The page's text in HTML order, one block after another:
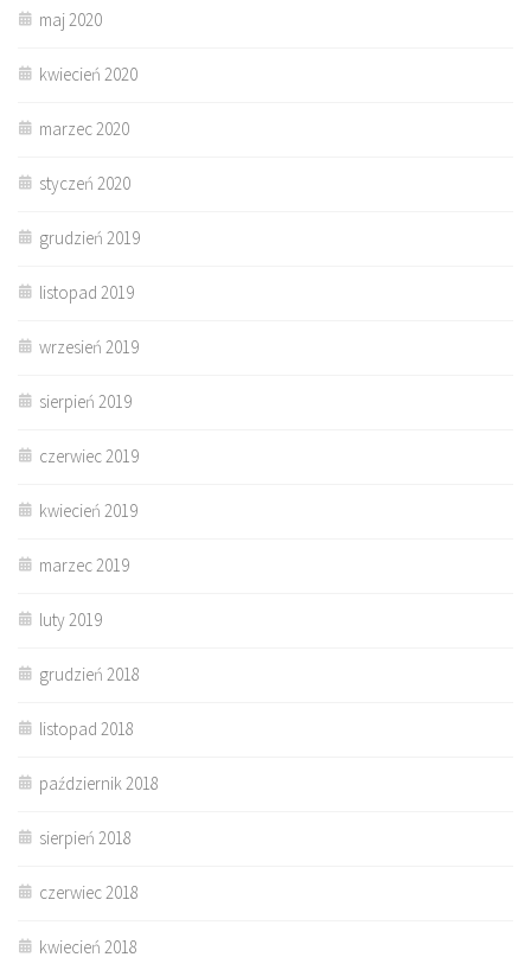
maj 2020
kwiecień 2020
marzec 2020
styczeń 2020
grudzień 2019
listopad 2019
wrzesień 2019
sierpień 2019
czerwiec 2019
kwiecień 2019
marzec 2019
luty 2019
grudzień 2018
listopad 2018
październik 2018
sierpień 2018
czerwiec 2018
kwiecień 2018